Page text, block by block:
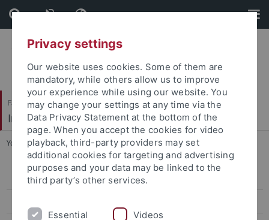
Skip
to
content
Skip
to
footer
Faculty of Humanities
Institute of Medieval History
You are here: Home ... SS 2022
WS 2026/2027
Privacy settings
Our website uses cookies. Some of them are
mandatory, while others allow us to improve
your experience while using our website. You
may change your settings at any time via the
Data Privacy Statement at the bottom of the
page. When you accept the cookies for video
playback, third-party providers may set
additional cookies for targeting and advertising
purposes and your data may be linked to the
third party’s other services.
Essential Videos